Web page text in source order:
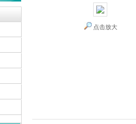
点击放大